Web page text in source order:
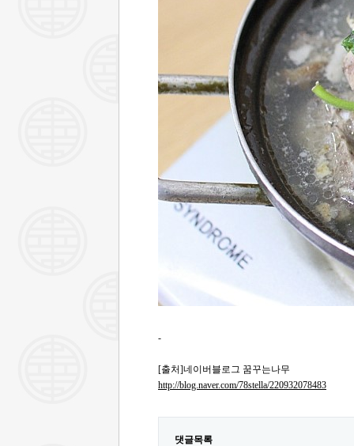
-
[출처]네이버블로그 꿈꾸는나무
http://blog.naver.com/78stella/220932078483
댓글목록